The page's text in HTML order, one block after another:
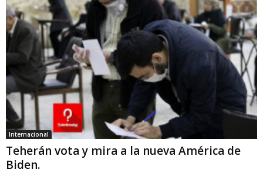
Internacional
Teherán vota y mira a la nueva América de
Biden.